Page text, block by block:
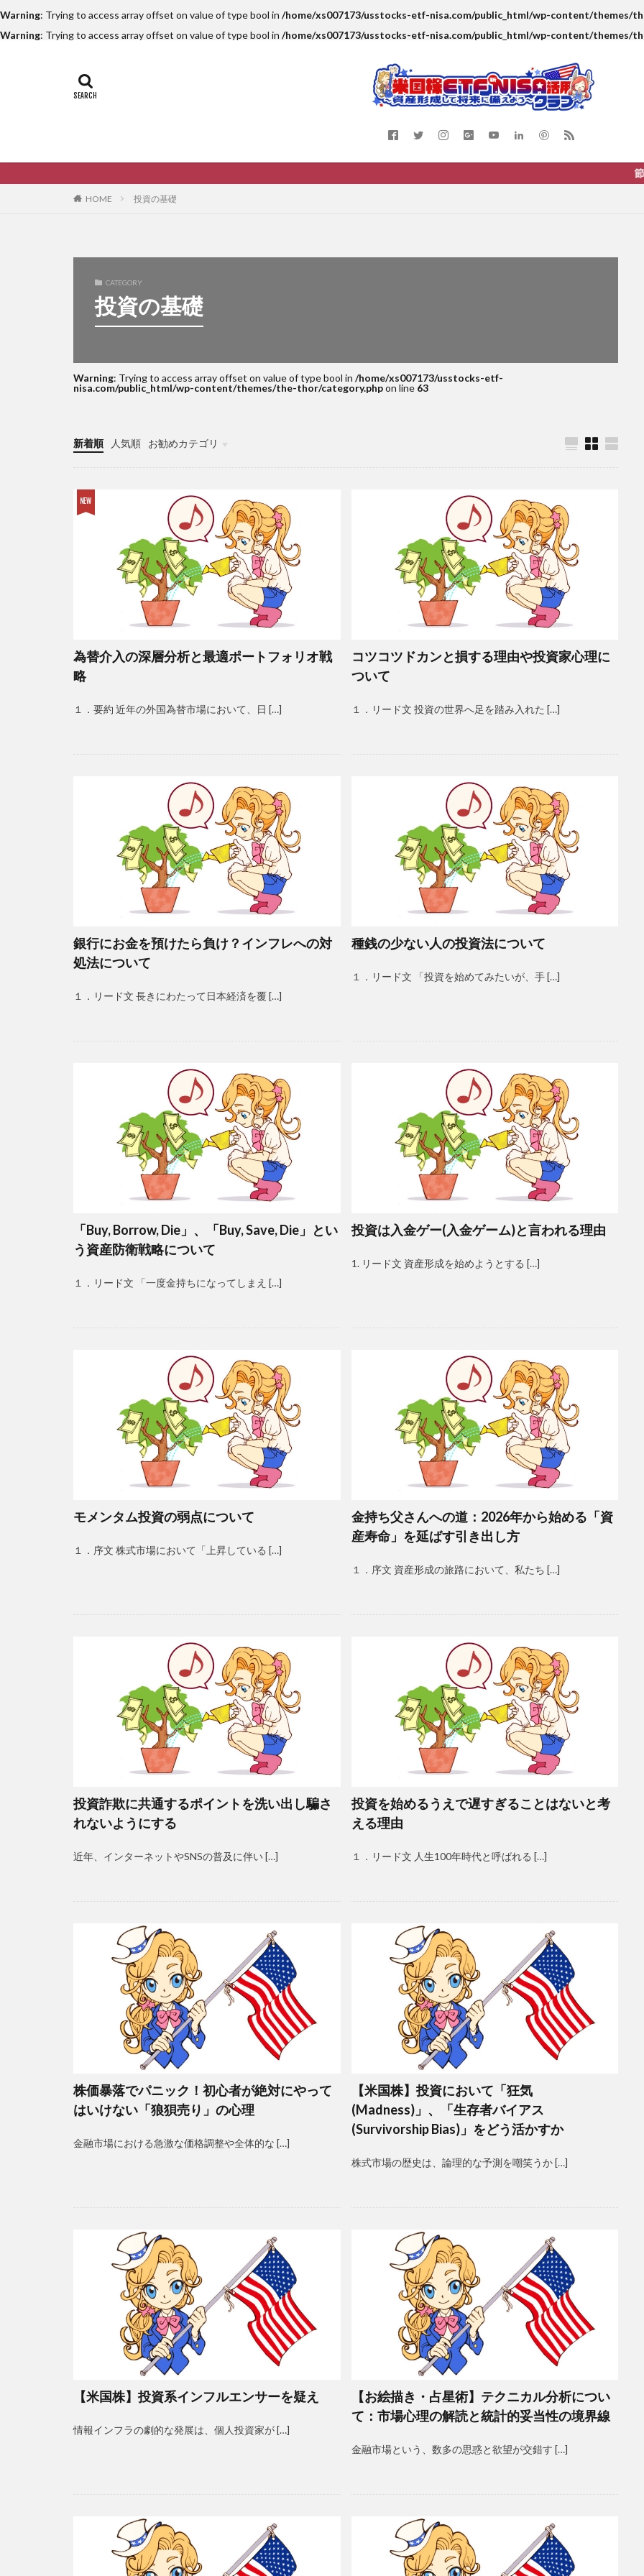
Warning: Trying to access array offset on value of type bool in /home/xs007173/usstocks-etf-nisa.com/public_html/wp-content/themes/
Warning: Trying to access array offset on value of type bool in /home/xs007173/usstocks-etf-nisa.com/public_html/wp-content/themes/
節税と複利を
HOME 投資の基礎
CATEGORY
投資の基礎
Warning: Trying to access array offset on value of type bool in /home/xs007173/usstocks-etf-
nisa.com/public_html/wp-content/themes/the-thor/category.phpon line 63
新着順 人気順
お勧めカテゴリ
投資する理由
米国株
ETF
為替介入の深層分析と最適ポートフォリオ戦
略
１．要約 近年の外国為替市場において、日 […]
コツコツドカンと損する理由や投資家心理に
ついて
１．リード文 投資の世界へ足を踏み入れた […]
銀行にお金を預けたら負け？インフレへの対
処法について
１．リード文 長きにわたって日本経済を覆 […]
種銭の少ない人の投資法について
１．リード文 「投資を始めてみたいが、手 […]
「Buy, Borrow, Die」、「Buy, Save, Die」とい
う資産防衛戦略について
１．リード文 「一度金持ちになってしまえ […]
投資は入金ゲー(入金ゲーム)と言われる理由
1. リード文 資産形成を始めようとする […]
モメンタム投資の弱点について
１．序文 株式市場において「上昇している […]
金持ち父さんへの道：2026年から始める「資
産寿命」を延ばす引き出し方
１．序文 資産形成の旅路において、私たち […]
投資詐欺に共通するポイントを洗い出し騙さ
れないようにする
近年、インターネットやSNSの普及に伴い […]
投資を始めるうえで遅すぎることはないと考
える理由
１．リード文 人生100年時代と呼ばれる […]
株価暴落でパニック！初心者が絶対にやって
はいけない「狼狽売り」の心理
金融市場における急激な価格調整や全体的な […]
【米国株】投資において「狂気
(Madness)」、「生存者バイアス
(Survivorship Bias)」をどう活かすか
株式市場の歴史は、論理的な予測を嘲笑うか […]
【米国株】投資系インフルエンサーを疑え
情報インフラの劇的な発展は、個人投資家が […]
【お絵描き・占星術】テクニカル分析につい
て：市場心理の解読と統計的妥当性の境界線
金融市場という、数多の思惑と欲望が交錯す […]